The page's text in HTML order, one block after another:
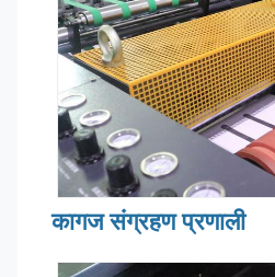
कागज संग्रहण प्रणाली